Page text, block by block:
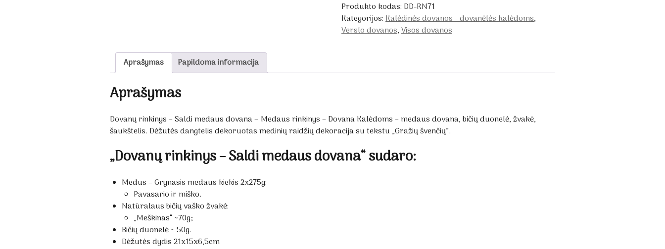
-
Saldi
medaus
Produkto kodas: DD-RN71
Kategorijos:Kalėdinės dovanos - dovanėlės kalėdoms,
Verslo dovanos,Visos dovanos
Aprašymas Papildoma informacija
Aprašymas
Dovanų rinkinys – Saldi medaus dovana – Medaus rinkinys – Dovana Kalėdoms – medaus dovana, bičių duonelė, žvakė,
šaukštelis. Dėžutės dangtelis dekoruotas medinių raidžių dekoracija su tekstu „Gražių švenčių”.
„Dovanų rinkinys – Saldi medaus dovana“ sudaro:
Medus – Grynasis medaus kiekis 2x275g:
Pavasario ir miško.
Natūralaus bičių vaško žvakė:
„Meškinas“ ~70g;
Bičių duonelė ~ 50g.
Dėžutės dydis 21x15x6,5cm